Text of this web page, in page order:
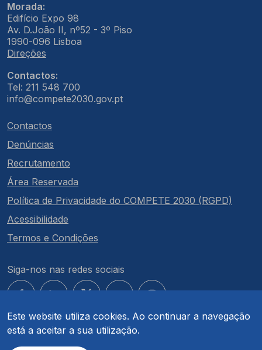
Este website utiliza cookies. Ao continuar a navegação
está a aceitar a sua utilização.
Morada:
Edifício Expo 98
Av. D.João II, nº52 - 3º Piso
1990-096 Lisboa
Direções
Contactos:
Tel: 211 548 700
info@compete2030.gov.pt
Contactos
Denúncias
Recrutamento
Área Reservada
Política de Privacidade do COMPETE 2030 (RGPD)
Acessibilidade
Termos e Condições
Siga-nos nas redes sociais